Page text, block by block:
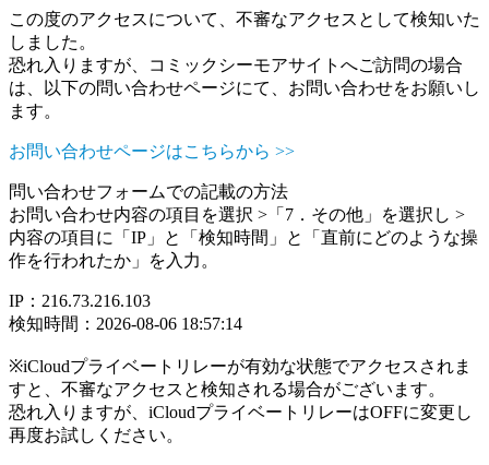
この度のアクセスについて、不審なアクセスとして検知いた
しました。
恐れ入りますが、コミックシーモアサイトへご訪問の場合
は、以下の問い合わせページにて、お問い合わせをお願いし
ます。
お問い合わせページはこちらから >>
問い合わせフォームでの記載の方法
お問い合わせ内容の項目を選択 >「7．その他」を選択し >
内容の項目に「IP」と「検知時間」と「直前にどのような操
作を行われたか」を入力。
IP：216.73.216.103
検知時間：2026-08-06 18:57:14
※iCloudプライベートリレーが有効な状態でアクセスされま
すと、不審なアクセスと検知される場合がございます。
恐れ入りますが、iCloudプライベートリレーはOFFに変更し
再度お試しください。